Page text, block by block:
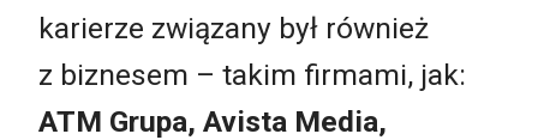
karierze związany był również
z biznesem – takim firmami, jak:
ATM Grupa, Avista Media,